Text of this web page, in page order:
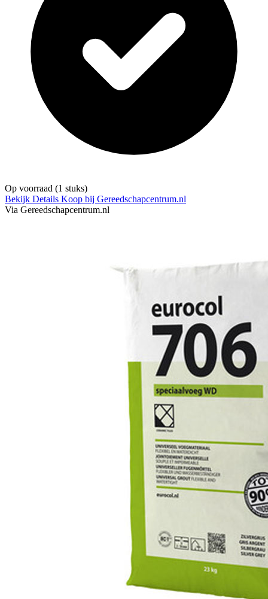
Op voorraad (1 stuks)
Bekijk Details Koop bij Gereedschapcentrum.nl
Via Gereedschapcentrum.nl